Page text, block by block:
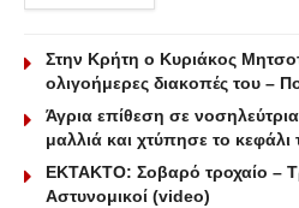
Στην Κρήτη ο Κυριάκος
ολιγοήμερες διακοπές του –
Άγρια επίθεση σε
μαλλιά και χτύπησε το
ΕΚΤΑΚΤΟ: Σοβαρό τροχαίο –
Αστυνομικοί (video)